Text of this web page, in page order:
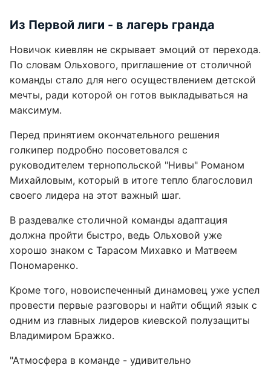
Из Первой лиги - в лагерь гранда
Новичок киевлян не скрывает эмоций от перехода.
По словам Ольхового, приглашение от столичной
команды стало для него осуществлением детской
мечты, ради которой он готов выкладываться на
максимум.
Перед принятием окончательного решения
голкипер подробно посоветовался с
руководителем тернопольской "Нивы" Романом
Михайловым, который в итоге тепло благословил
своего лидера на этот важный шаг.
В раздевалке столичной команды адаптация
должна пройти быстро, ведь Ольховой уже
хорошо знаком с Тарасом Михавко и Матвеем
Пономаренко.
Кроме того, новоиспеченный динамовец уже успел
провести первые разговоры и найти общий язык с
одним из главных лидеров киевской полузащиты
Владимиром Бражко.
"Атмосфера в команде - удивительно